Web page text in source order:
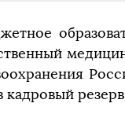
кадровый